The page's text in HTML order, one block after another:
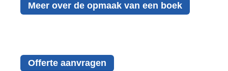
Meer over de opmaak van een boek
Offerte aanvragen